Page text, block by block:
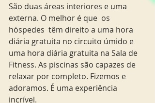
São duas áreas interiores e uma
externa. O melhor é que  os
hóspedes  têm direito a uma hora
diária gratuita no circuito úmido e
uma hora diária gratuita na Sala de
Fitness. As piscinas são capazes de
relaxar por completo. Fizemos e
adoramos. É uma experiência
incrível.